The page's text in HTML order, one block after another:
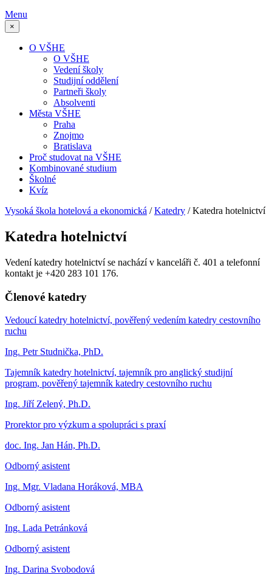
Menu
×
O VŠHE
O VŠHE
Vedení školy
Studijní oddělení
Partneři školy
Absolventi
Města VŠHE
Praha
Znojmo
Bratislava
Proč studovat na VŠHE
Kombinované studium
Školné
Kvíz
Vysoká škola hotelová a ekonomická /Katedry /Katedra hotelnictví
Katedra hotelnictví
Vedení katedry hotelnictví se nachází v kanceláři č. 401 a telefonní
kontakt je +420 283 101 176.
Členové katedry
Vedoucí katedry hotelnictví, pověřený vedením katedry cestovního
ruchu
Ing. Petr Studnička, PhD.
Tajemník katedry hotelnictví, tajemník pro anglický studijní
program, pověřený tajemník katedry cestovního ruchu
Ing. Jiří Zelený, Ph.D.
Prorektor pro výzkum a spolupráci s praxí
doc. Ing. Jan Hán, Ph.D.
Odborný asistent
Ing. Mgr. Vladana Horáková, MBA
Odborný asistent
Ing. Lada Petránková
Odborný asistent
Ing. Darina Svobodová